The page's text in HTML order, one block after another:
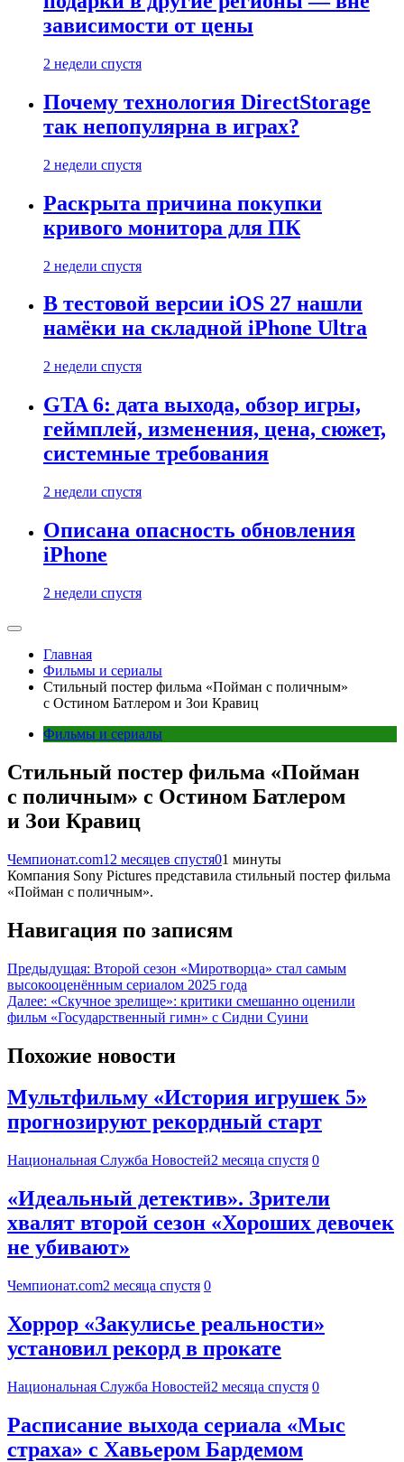
зависимости от цены
2 недели спустя
Почему технология DirectStorage
так непопулярна в играх?
2 недели спустя
Раскрыта причина покупки
кривого монитора для ПК
2 недели спустя
В тестовой версии iOS 27 нашли
намёки на складной iPhone Ultra
2 недели спустя
GTA 6: дата выхода, обзор игры,
геймплей, изменения, цена, сюжет,
системные требования
2 недели спустя
Описана опасность обновления
iPhone
2 недели спустя
Главная
Фильмы и сериалы
Стильный постер фильма «Пойман с поличным»
с Остином Батлером и Зои Кравиц
Фильмы и сериалы
Стильный постер фильма «Пойман
с поличным» с Остином Батлером
и Зои Кравиц
Чемпионат.com12 месяцев спустя01 минуты
Компания Sony Pictures представила стильный постер фильма
«Пойман с поличным».
Навигация по записям
Предыдущая: Второй сезон «Миротворца» стал самым
высокооценённым сериалом 2025 года
Далее: «Скучное зрелище»: критики смешанно оценили
фильм «Государственный гимн» с Сидни Суини
Похожие новости
Мультфильму «История игрушек 5»
прогнозируют рекордный старт
Национальная Служба Новостей2 месяца спустя 0
«Идеальный детектив». Зрители
хвалят второй сезон «Хороших девочек
не убивают»
Чемпионат.com2 месяца спустя 0
Хоррор «Закулисье реальности»
установил рекорд в прокате
Национальная Служба Новостей2 месяца спустя 0
Расписание выхода сериала «Мыс
страха» с Хавьером Бардемом